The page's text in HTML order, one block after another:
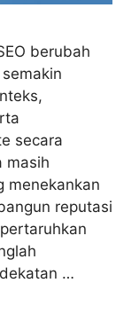
berubah
secara
masih
menekankan
reputasi
…